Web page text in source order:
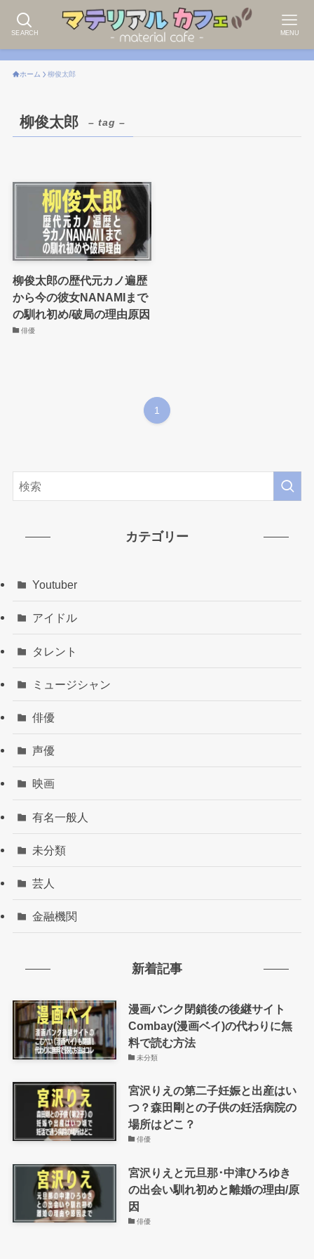
SEARCH MENU
ホーム 柳俊太郎
柳俊太郎 – tag –
柳俊太郎の歴代元カノ遍歴
から今の彼女NANAMIまで
の馴れ初め/破局の理由原因
俳優
1
カテゴリー
Youtuber
アイドル
タレント
ミュージシャン
俳優
声優
映画
有名一般人
未分類
芸人
金融機関
新着記事
漫画バンク閉鎖後の後継サイト
Combay(漫画ベイ)の代わりに無
料で読む方法
未分類
宮沢りえの第二子妊娠と出産はい
つ？森田剛との子供の妊活病院の
場所はどこ？
俳優
宮沢りえと元旦那･中津ひろゆき
の出会い馴れ初めと離婚の理由/原
因
俳優